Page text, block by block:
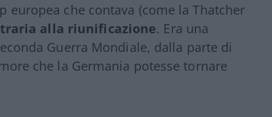
che contava (come la Thatcher
alla riunificazione. Era una
Guerra Mondiale, dalla parte di
che la Germania potesse tornare